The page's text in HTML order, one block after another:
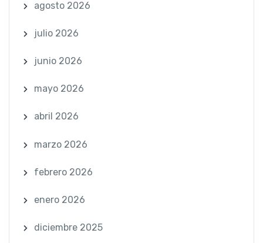
agosto 2026
julio 2026
junio 2026
mayo 2026
abril 2026
marzo 2026
febrero 2026
enero 2026
diciembre 2025